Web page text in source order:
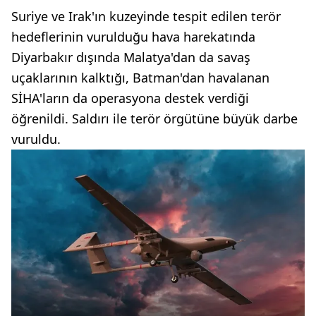
Suriye ve Irak'ın kuzeyinde tespit edilen terör
hedeflerinin vurulduğu hava harekatında
Diyarbakır dışında Malatya'dan da savaş
uçaklarının kalktığı, Batman'dan havalanan
SİHA'ların da operasyona destek verdiği
öğrenildi. Saldırı ile terör örgütüne büyük darbe
vuruldu.